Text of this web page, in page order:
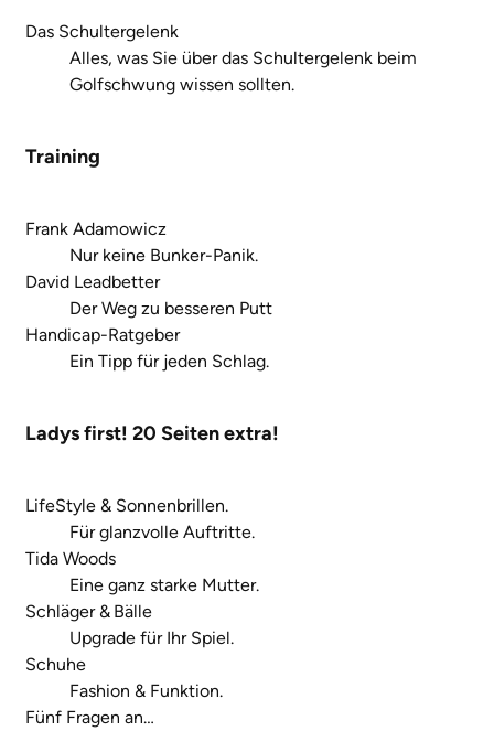
Das Schultergelenk
Alles, was Sie über das Schultergelenk beim
Golfschwung wissen sollten.
Training
Frank Adamowicz
Nur keine Bunker-Panik.
David Leadbetter
Der Weg zu besseren Putt
Handicap-Ratgeber
Ein Tipp für jeden Schlag.
Ladys first! 20 Seiten extra!
LifeStyle & Sonnenbrillen.
Für glanzvolle Auftritte.
Tida Woods
Eine ganz starke Mutter.
Schläger & Bälle
Upgrade für Ihr Spiel.
Schuhe
Fashion & Funktion.
Fünf Fragen an…